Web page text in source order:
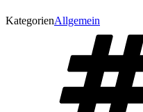
KategorienAllgemein